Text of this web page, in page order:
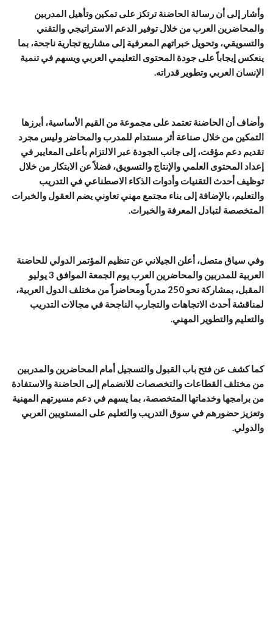
وأشار إلى أن رسالة الحاضنة ترتكز على تمكين وتأهيل المدربين
والمحاضرين العرب من خلال توفير الدعم الاستراتيجي والتقني
والتسويقي، وتحويل خبراتهم المعرفية إلى مشاريع تجارية ناجحة، بما
ينعكس إيجاباً على جودة المحتوى التعليمي العربي ويسهم في تنمية
الإنسان العربي وتطوير قدراته.
وأضاف أن الحاضنة تعتمد على مجموعة من القيم الأساسية، أبرزها
التمكين من خلال صناعة أثر مستدام للمدرب والمحاضر وليس مجرد
تقديم دعم مؤقت، إلى جانب الجودة عبر الالتزام بأعلى المعايير في
إعداد المحتوى العلمي والإنتاج والتسويق، فضلاً عن الابتكار من خلال
توظيف أحدث التقنيات وأدوات الذكاء الاصطناعي في التدريب
والتعليم، بالإضافة إلى بناء مجتمع مهني تعاوني يضم العقول والخبرات
المتخصصة لتبادل المعرفة والخبرات.
وفي سياق متصل، أعلن الجيلاني عن تنظيم المؤتمر الدولي للحاضنة
العربية للمدربين والمحاضرين العرب يوم الجمعة الموافق 3 يوليو
المقبل، بمشاركة نحو 250 مدرباً ومحاضراً من مختلف الدول العربية،
لمناقشة أحدث الاتجاهات والتجارب الناجحة في مجالات التدريب
والتعليم والتطوير المهني.
كما كشف عن فتح باب القبول والتسجيل أمام المحاضرين والمدربين
من مختلف القطاعات والتخصصات للانضمام إلى الحاضنة والاستفادة
من برامجها وخدماتها المتخصصة، بما يسهم في دعم مسيرتهم المهنية
وتعزيز حضورهم في سوق التدريب والتعليم على المستويين العربي
والدولي.